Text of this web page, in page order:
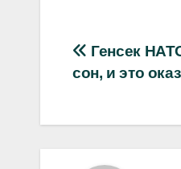
по
записям
Генсек
сон, и это